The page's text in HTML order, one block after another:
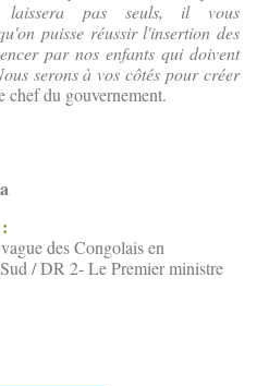
laissera pas seuls, il vous
puisse réussir l'insertion des
par nos enfants qui doivent
serons à vos côtés pour créer
chef du gouvernement.
des Congolais en
/ DR 2- Le Premier ministre